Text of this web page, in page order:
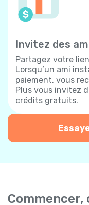
Invitez des
Partagez votre
Lorsqu’un ami
paiement, vous
Plus vous invitez
crédits gratuits.
Commencer,